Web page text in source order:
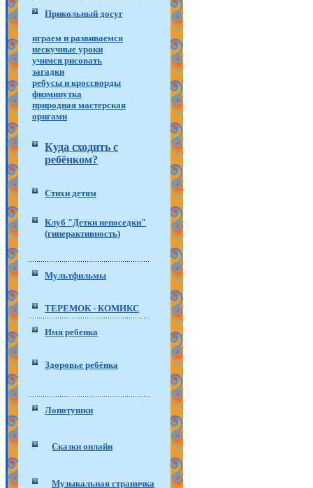
Прикольный досуг
играем и развиваемся
нескучные уроки
учимся рисовать
загадки
ребусы и кроссворды
физминутка
природная мастерская
оригами
Куда сходить с
ребёнком?
Стихи детям
Клуб "Детки непоседки"
(гиперактивность)
Мультфильмы
ТЕРЕМОК - КОМИКС
Имя ребенка
Здоровье ребёнка
Лопотушки
Сказки онлайн
Музыкальная страничка